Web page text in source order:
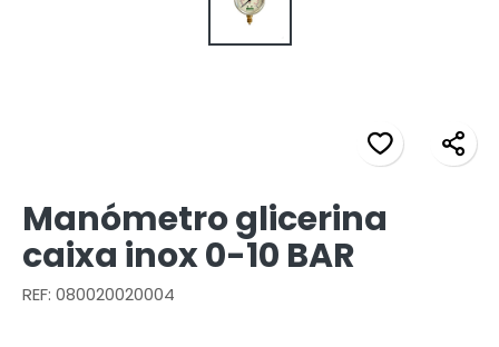
Manómetro glicerina
caixa inox 0-10 BAR
REF: 080020020004